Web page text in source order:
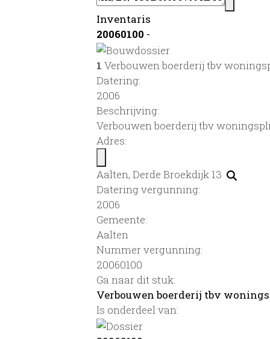
Inventaris
20060100 -
1 Verbouwen boerderij tbv
Datering:
2006
Beschrijving:
Verbouwen boerderij tbv
Adres:
Aalten, Derde Broekdijk 13
Datering vergunning:
2006
Gemeente:
Aalten
Nummer vergunning:
20060100
Ga naar dit stuk:
Verbouwen boerderij tbv
Is onderdeel van: